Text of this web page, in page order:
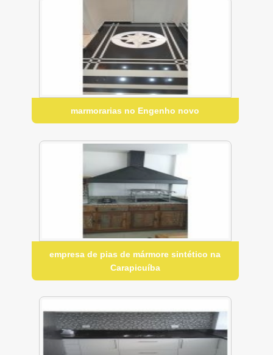
marmorarias no Engenho novo
empresa de pias de mármore sintético na
Carapicuíba